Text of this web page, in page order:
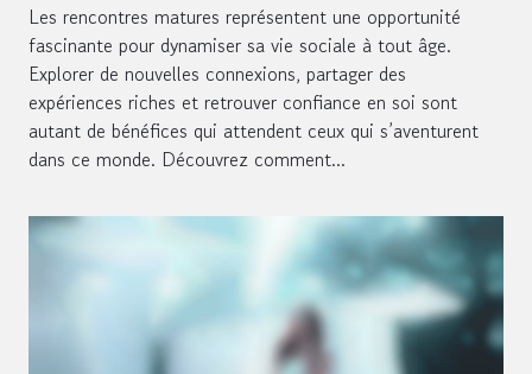
Les rencontres matures représentent une opportunité
fascinante pour dynamiser sa vie sociale à tout âge.
Explorer de nouvelles connexions, partager des
expériences riches et retrouver confiance en soi sont
autant de bénéfices qui attendent ceux qui s’aventurent
dans ce monde. Découvrez comment...